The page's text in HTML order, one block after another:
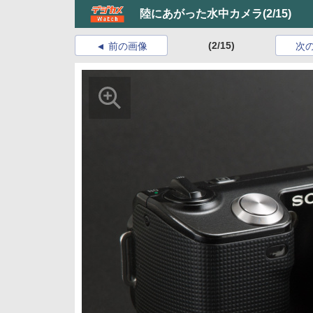
陸にあがった水中カメラ(2/15)
前の画像 (2/15) 次